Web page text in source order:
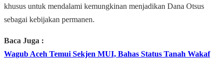
khusus untuk mendalami kemungkinan menjadikan Dana Otsus
sebagai kebijakan permanen.
Baca Juga :
Wagub Aceh Temui Sekjen MUI, Bahas Status Tanah Wakaf